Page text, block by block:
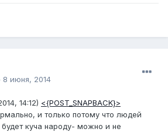
8 июня, 2014
14:12) <{POST_SNAPBACK}>
и только потому что людей
куча народу- можно и не